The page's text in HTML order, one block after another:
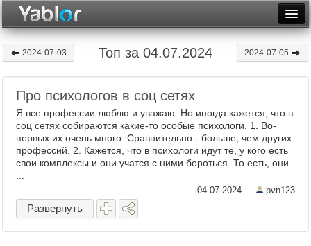
Месяц
Рейтинги
Архив
Видеотоп
2024-07-03 Топ за 04.07.2024 2024-07-05
Про психологов в соц сетях
Я все профессии люблю и уважаю. Но иногда кажется, что в
соц сетях собираются какие-то особые психологи. 1. Во-
первых их очень много. Сравнительно - больше, чем других
профессий. 2. Кажется, что в психологи идут те, у кого есть
свои комплексы и они учатся с ними бороться. То есть, они
04-07-2024 — pvn123
Развернуть